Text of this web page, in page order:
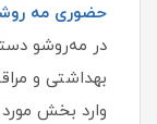
حضوری مه‌
در مه‌روشو
بهداشتی و
وارد بخش